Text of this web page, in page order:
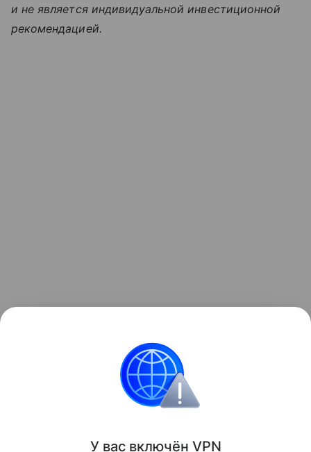
и не является индивидуальной инвестиционной
рекомендацией.
Инвестиции: как быстро и надежно
приумножить свои накопления
Просто и емко расскажем об инвестициях для
новичков и перечислим их основные ошибки.
У вас включён VPN